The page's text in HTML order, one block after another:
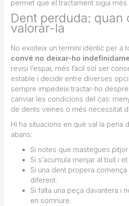
permet que el tractament sigui més
Dent perduda: quan
valorar-la
No existeix un termini idèntic per a
convé no deixar-ho
revisi l’espai, més fàcil sol ser
estable i decidir entre diverses
sempre impedeix tractar-ho
canviar les condicions del cas:
de dents veïnes o més necessitat
Hi ha situacions en què val la pena
abans:
Si notes que mastegues
Si s’acumula menjar al buit i
Si una dent propera
diferent.
Si falta una peça davantera i
en somriure.